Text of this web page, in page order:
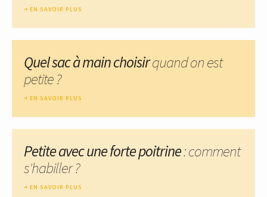
EN SAVOIR PLUS
Quel sac à main choisirquand on est
petite ?
EN SAVOIR PLUS
Petite avec une forte poitrine: comment
s'habiller ?
EN SAVOIR PLUS